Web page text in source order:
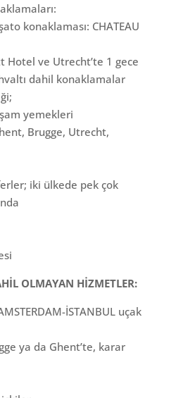
konaklaması: CHATEAU
Hotel ve Utrecht’te 1 gece
dahil konaklamalar
yemekleri
Brugge, Utrecht,
iki ülkede pek çok
OLMAYAN HİZMETLER:
İSTANBUL uçak
ya da Ghent’te, karar